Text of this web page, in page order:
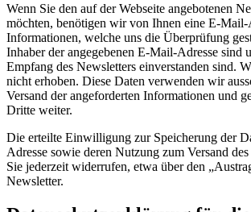
Wenn Sie den auf der Webseite angebotenen
möchten, benötigen wir von Ihnen eine E-Mail-
Informationen, welche uns die Überprüfung
Inhaber der angegebenen E-Mail-Adresse sind
Empfang des Newsletters einverstanden sind.
nicht erhoben. Diese Daten verwenden wir
Versand der angeforderten Informationen und
Dritte weiter.
Die erteilte Einwilligung zur Speicherung der
Adresse sowie deren Nutzung zum Versand
Sie jederzeit widerrufen, etwa über den
Newsletter.